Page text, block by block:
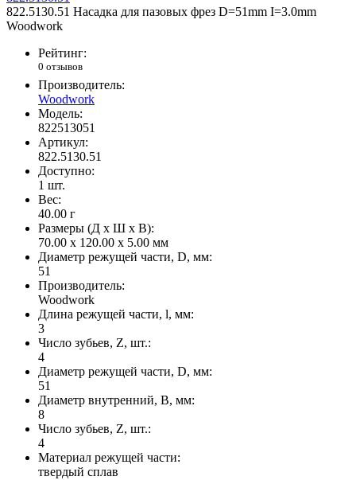
822.5130.51 Насадка для пазовых фрез D=51mm I=3.0mm
Woodwork
Рейтинг:
0 отзывов
Производитель:
Woodwork
Модель:
822513051
Артикул:
822.5130.51
Доступно:
1 шт.
Вес:
40.00 г
Размеры (Д x Ш x В):
70.00 x 120.00 x 5.00 мм
Диаметр режущей части, D, мм:
51
Производитель:
Woodwork
Длина режущей части, l, мм:
3
Число зубьев, Z, шт.:
4
Диаметр режущей части, D, мм:
51
Диаметр внутренний, B, мм:
8
Число зубьев, Z, шт.:
4
Материал режущей части:
твердый сплав